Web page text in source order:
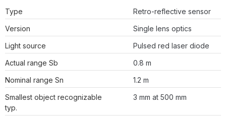
Type
Retro-reflective sensor
Version
Single lens optics
Light source
Pulsed red laser diode
Actual range Sb
0.8 m
Nominal range Sn
1.2 m
Smallest object recognizable
typ.
3 mm at 500 mm